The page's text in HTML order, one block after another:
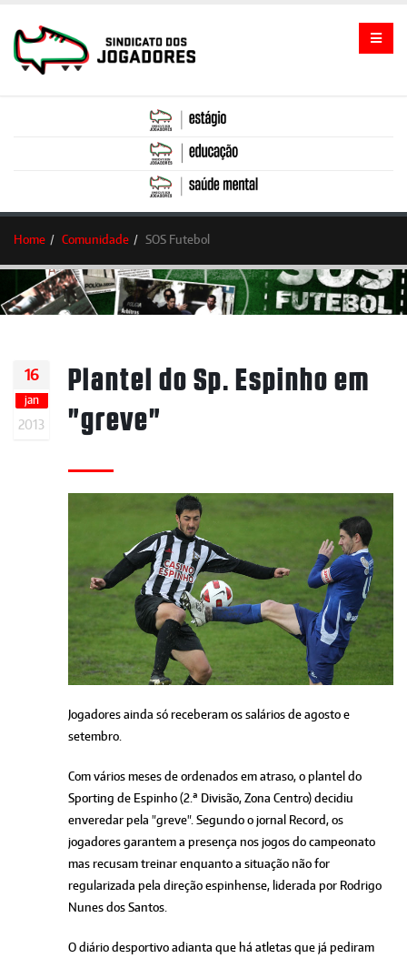
Home Comunidade SOS Futebol
16
jan
2013
Plantel do Sp. Espinho em
"greve"
Jogadores ainda só receberam os salários de agosto e
setembro.
Com vários meses de ordenados em atraso, o plantel do
Sporting de Espinho (2.ª Divisão, Zona Centro) decidiu
enveredar pela "greve". Segundo o jornal Record, os
jogadores garantem a presença nos jogos do campeonato
mas recusam treinar enquanto a situação não for
regularizada pela direção espinhense, liderada por Rodrigo
Nunes dos Santos.
O diário desportivo adianta que há atletas que já pediram